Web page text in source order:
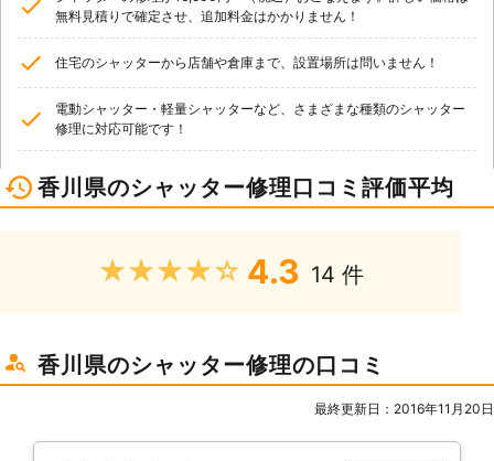
無料見積りで確定させ、追加料金はかかりません！
住宅のシャッターから店舗や倉庫まで、設置場所は問いません！
電動シャッター・軽量シャッターなど、さまざまな種類のシャッター
修理に対応可能です！
香川県のシャッター修理口コミ評価平均
★★★★★ 4.3 14 件
香川県のシャッター修理の口コミ
最終更新日：2016年11月20日